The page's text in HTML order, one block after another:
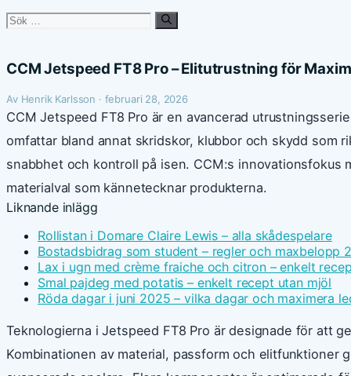
Sök
CCM Jetspeed FT8 Pro – Elitutrustning för
Av Henrik Karlsson · februari 28, 2026
CCM Jetspeed FT8 Pro är en avancerad
omfattar bland annat skridskor, klubbor och skydd som
snabbhet och kontroll på isen. CCM:s innovationsfokus
materialval som kännetecknar produkterna.
Liknande inlägg
Rollistan i Domare Claire Lewis – alla skådespelare
Bostadsbidrag som student – regler och maxbelopp
Lax i ugn med crème fraiche och citron – enkelt
Smal pajdeg med potatis – enkelt recept utan mjöl
Röda dagar i juni 2025 – vilka dagar och maximera
Teknologierna i Jetspeed FT8 Pro är designade för att
Kombinationen av material, passform och